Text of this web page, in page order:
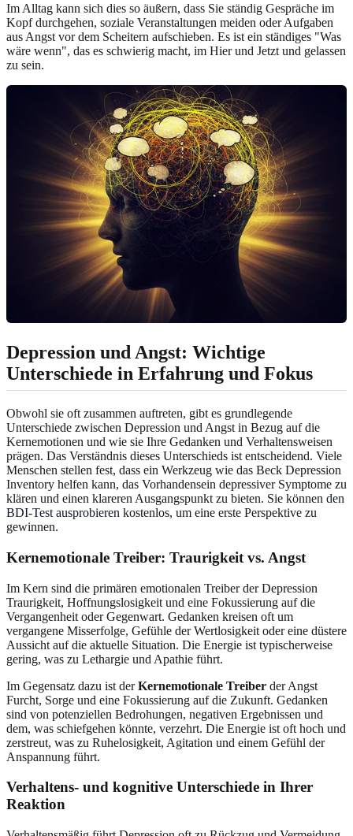
Im Alltag kann sich dies so äußern, dass Sie ständig Gespräche im
Kopf durchgehen, soziale Veranstaltungen meiden oder Aufgaben
aus Angst vor dem Scheitern aufschieben. Es ist ein ständiges "Was
wäre wenn", das es schwierig macht, im Hier und Jetzt und gelassen
zu sein.
Depression und Angst: Wichtige
Unterschiede in Erfahrung und Fokus
Obwohl sie oft zusammen auftreten, gibt es grundlegende
Unterschiede zwischen Depression und Angst in Bezug auf die
Kernemotionen und wie sie Ihre Gedanken und Verhaltensweisen
prägen. Das Verständnis dieses Unterschieds ist entscheidend. Viele
Menschen stellen fest, dass ein Werkzeug wie das Beck Depression
Inventory helfen kann, das Vorhandensein depressiver Symptome zu
klären und einen klareren Ausgangspunkt zu bieten. Sie können den
BDI-Test ausprobieren kostenlos, um eine erste Perspektive zu
gewinnen.
Kernemotionale Treiber: Traurigkeit vs. Angst
Im Kern sind die primären emotionalen Treiber der Depression
Traurigkeit, Hoffnungslosigkeit und eine Fokussierung auf die
Vergangenheit oder Gegenwart. Gedanken kreisen oft um
vergangene Misserfolge, Gefühle der Wertlosigkeit oder eine düstere
Aussicht auf die aktuelle Situation. Die Energie ist typischerweise
gering, was zu Lethargie und Apathie führt.
Im Gegensatz dazu ist derKernemotionale Treiber der Angst
Furcht, Sorge und eine Fokussierung auf die Zukunft. Gedanken
sind von potenziellen Bedrohungen, negativen Ergebnissen und
dem, was schiefgehen könnte, verzehrt. Die Energie ist oft hoch und
zerstreut, was zu Ruhelosigkeit, Agitation und einem Gefühl der
Anspannung führt.
Verhaltens- und kognitive Unterschiede in Ihrer
Reaktion